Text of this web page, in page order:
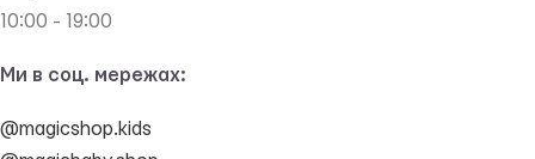
10:00 - 19:00
Ми в соц. мережах:
@magicshop.kids